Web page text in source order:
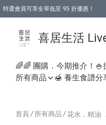
特選會員可享全單低至 95 折優惠！
喜居生活
🌈🌈 團購．今期推介！ 🍚
所有商品
🍯 養生食譜分
首頁/ 所有商品 /